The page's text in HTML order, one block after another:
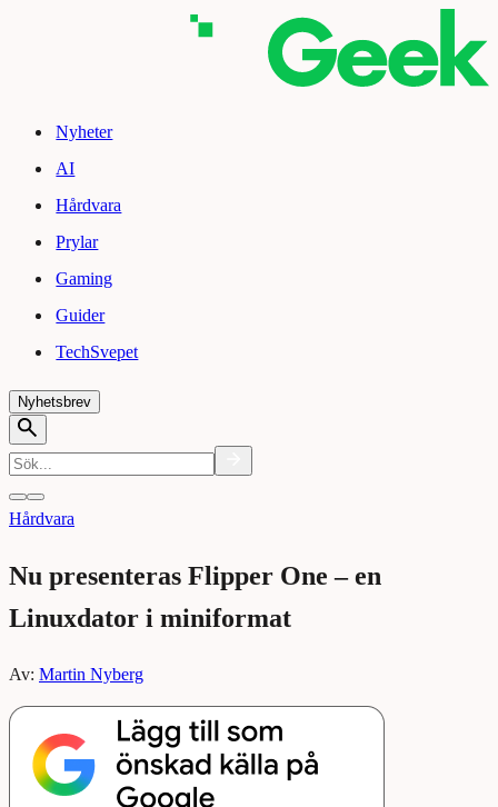
Nyheter
AI
Hårdvara
Prylar
Gaming
Guider
TechSvepet
Nyhetsbrev
Hårdvara
Nu presenteras Flipper One – en
Linuxdator i miniformat
Av: Martin Nyberg